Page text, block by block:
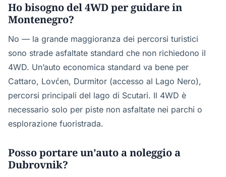
Ho bisogno del 4WD per guidare in
Montenegro?
No — la grande maggioranza dei percorsi turistici
sono strade asfaltate standard che non richiedono il
4WD. Un’auto economica standard va bene per
Cattaro, Lovćen, Durmitor (accesso al Lago Nero),
percorsi principali del lago di Scutari. Il 4WD è
necessario solo per piste non asfaltate nei parchi o
esplorazione fuoristrada.
Posso portare un’auto a noleggio a
Dubrovnik?